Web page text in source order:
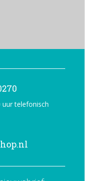
uur telefonisch